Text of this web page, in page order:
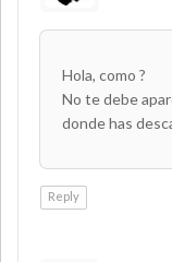
Hola, como ?
No te debe
donde has
Reply